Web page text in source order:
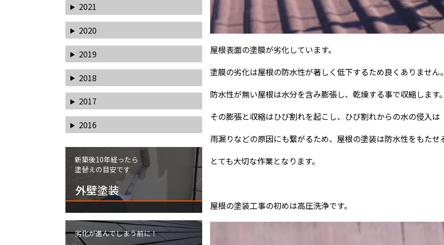
屋根表面の塗膜が劣化しています。
塗膜の劣化は屋根の防水性が著しく低下するため良くありません
防水性が無い屋根は水分を含み膨張し、乾燥する事で収縮します
その膨張と収縮はひび割れを起こし、ひび割れからの水の侵入は
雨漏りなどの原因にも繋がるため、屋根の塗装は防水性をもたせ
とても大切な作業となります。
屋根の塗装工事の初めは高圧洗浄です。
2021
2020
2019
2018
2017
2016
新築後10年経ったら
塗替えの目安です
外壁塗装
劣化が進んでしまう前に！